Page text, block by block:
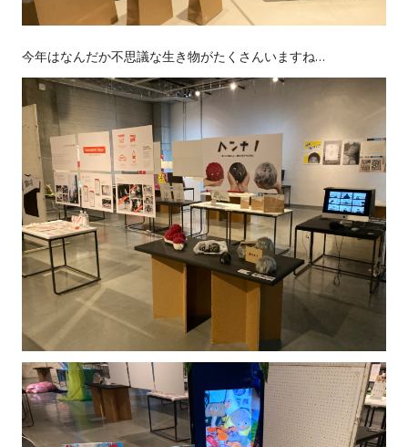
今年はなんだか不思議な生き物がたくさんいますね…